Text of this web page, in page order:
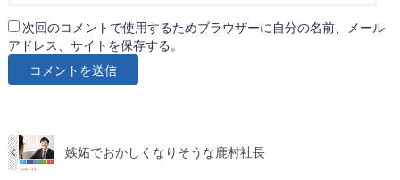
次回のコメントで使用するためブラウザーに自分の名前、メール
アドレス、サイトを保存する。
嫉妬でおかしくなりそうな鹿村社長